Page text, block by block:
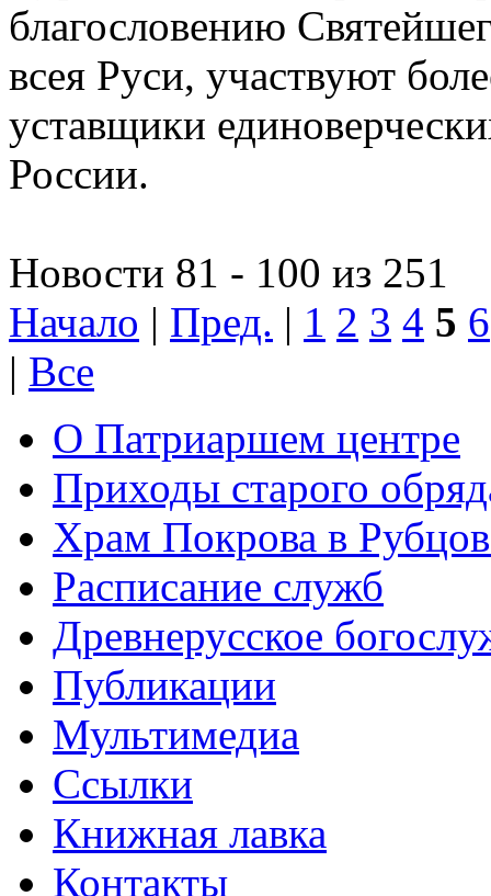
благословению
всея Руси, участвуют
уставщики
России.
Новости 81 - 100 из 251
Начало | Пред. | 1 2 3 4 5 6
| Все
О Патриаршем центре
Приходы старого
Храм Покрова в
Расписание служб
Древнерусское
Публикации
Мультимедиа
Ссылки
Книжная лавка
Контакты